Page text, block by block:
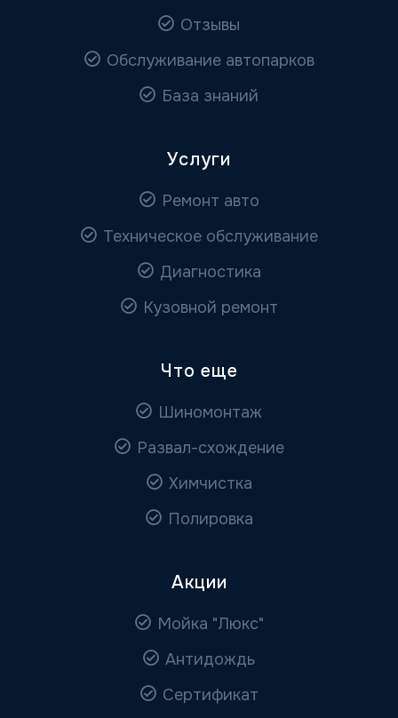
Отзывы
Обслуживание автопарков
База знаний
Услуги
Ремонт авто
Техническое обслуживание
Диагностика
Кузовной ремонт
Что еще
Шиномонтаж
Развал-схождение
Химчистка
Полировка
Акции
Мойка "Люкс"
Антидождь
Сертификат